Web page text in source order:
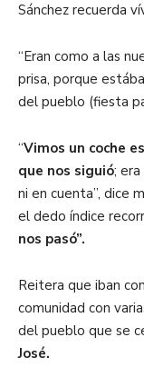
Sánchez recuerda
“Eran como a las
prisa, porque
del pueblo (fiesta
“Vimos un coche
que nos siguió;
ni en cuenta”, dice
el dedo índice
nos pasó”.
Reitera que iban
comunidad con
del pueblo que se
José.